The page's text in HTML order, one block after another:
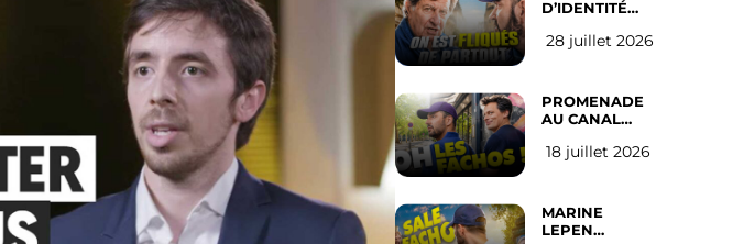
D’IDENTITÉ
SUR LES
l’avis des
Français
28 juillet 2026
PROMENADE
AU CANAL
(les gauchistes
18 juillet 2026
MARINE
LEPEN